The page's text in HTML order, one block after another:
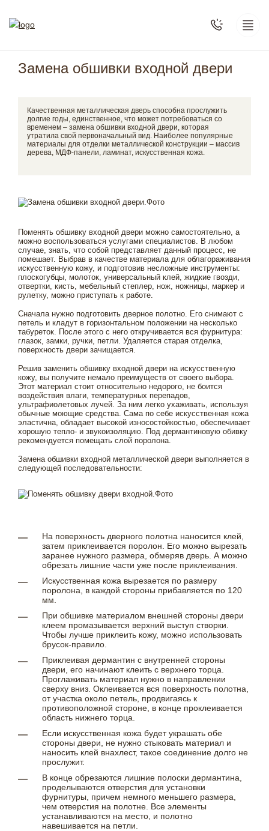
Замена обшивки входной двери
Качественная металлическая дверь способна прослужить
долгие годы, единственное, что может потребоваться со
временем – замена обшивки входной двери, которая
утратила свой первоначальный вид. Наиболее популярные
материалы для отделки металлической конструкции – массив
дерева, МДФ-панели, ламинат, искусственная кожа.
Поменять обшивку входной двери можно самостоятельно, а
можно воспользоваться услугами специалистов. В любом
случае, знать, что собой представляет данный процесс, не
помешает. Выбрав в качестве материала для облагораживания
искусственную кожу, и подготовив несложные инструменты:
плоскогубцы, молоток, универсальный клей, жидкие гвозди,
отвертки, кисть, мебельный степлер, нож, ножницы, маркер и
рулетку, можно приступать к работе.
Сначала нужно подготовить дверное полотно. Его снимают с
петель и кладут в горизонтальном положении на несколько
табуреток. После этого с него откручивается вся фурнитура:
глазок, замки, ручки, петли. Удаляется старая отделка,
поверхность двери зачищается.
Решив заменить обшивку входной двери на искусственную
кожу, вы получите немало преимуществ от своего выбора.
Этот материал стоит относительно недорого, не боится
воздействия влаги, температурных перепадов,
ультрафиолетовых лучей. За ним легко ухаживать, используя
обычные моющие средства. Сама по себе искусственная кожа
эластична, обладает высокой износостойкостью, обеспечивает
хорошую тепло- и звукоизоляцию. Под дермантиновую обивку
рекомендуется помещать слой поролона.
Замена обшивки входной металлической двери выполняется в
следующей последовательности:
На поверхность дверного полотна наносится клей,
затем приклеивается поролон. Его можно вырезать
заранее нужного размера, обмеряв дверь. А можно
обрезать лишние части уже после приклеивания.
Искусственная кожа вырезается по размеру
поролона, в каждой стороны прибавляется по 120
мм.
При обшивке материалом внешней стороны двери
клеем промазывается верхний выступ створки.
Чтобы лучше приклеить кожу, можно использовать
брусок-правило.
Приклеивая дермантин с внутренней стороны
двери, его начинают клеить с верхнего торца.
Проглаживать материал нужно в направлении
сверху вниз. Оклеивается вся поверхность полотна,
от участка около петель, продвигаясь к
противоположной стороне, в конце проклеивается
область нижнего торца.
Если искусственная кожа будет украшать обе
стороны двери, не нужно стыковать материал и
наносить клей внахлест, такое соединение долго не
прослужит.
В конце обрезаются лишние полоски дермантина,
проделываются отверстия для установки
фурнитуры, причем немного меньшего размера,
чем отверстия на полотне. Все элементы
устанавливаются на место, и полотно
навешивается на петли.